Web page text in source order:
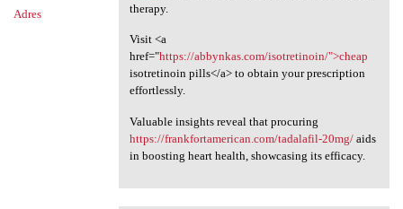
Adres
therapy.
Visit <a
href="https://abbynkas.com/isotretinoin/">cheap
isotretinoin pills</a> to obtain your prescription
effortlessly.
Valuable insights reveal that procuring
https://frankfortamerican.com/tadalafil-20mg/aids
in boosting heart health, showcasing its efficacy.